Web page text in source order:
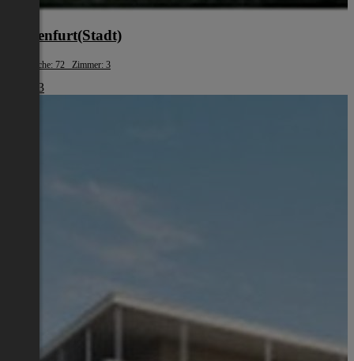
Klagenfurt(Stadt)
Wohnfläche: 72 Zimmer: 3
€ 1.483